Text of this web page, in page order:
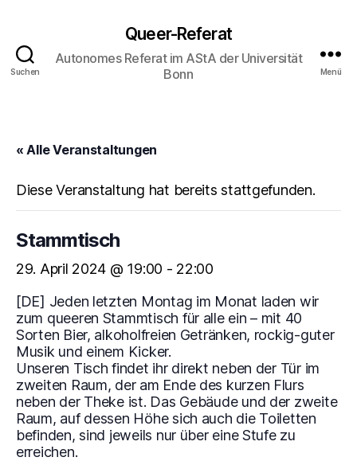
Suchen
Queer-Referat
Autonomes Referat im AStA der Universität
Bonn
Menü
« Alle Veranstaltungen
Diese Veranstaltung hat bereits stattgefunden.
Stammtisch
29. April 2024 @ 19:00 - 22:00
[DE] Jeden letzten Montag im Monat laden wir
zum queeren Stammtisch für alle ein – mit 40
Sorten Bier, alkoholfreien Getränken, rockig-guter
Musik und einem Kicker.
Unseren Tisch findet ihr direkt neben der Tür im
zweiten Raum, der am Ende des kurzen Flurs
neben der Theke ist. Das Gebäude und der zweite
Raum, auf dessen Höhe sich auch die Toiletten
befinden, sind jeweils nur über eine Stufe zu
erreichen.